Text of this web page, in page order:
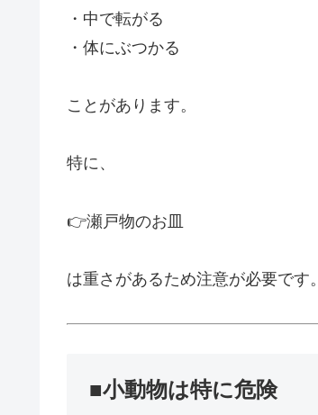
・中で転がる
・体にぶつかる
ことがあります。
特に、
👉瀬戸物のお皿
は重さがあるため注意が必要です。
■小動物は特に危険